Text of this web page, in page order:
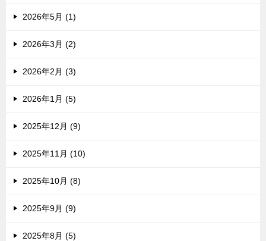
2026年5月 (1)
2026年3月 (2)
2026年2月 (3)
2026年1月 (5)
2025年12月 (9)
2025年11月 (10)
2025年10月 (8)
2025年9月 (9)
2025年8月 (5)